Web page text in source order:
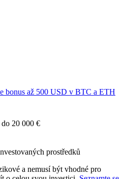
bonus až 500 USD v BTC a ETH
20 000 €
prostředků
a nemusí být vhodné pro